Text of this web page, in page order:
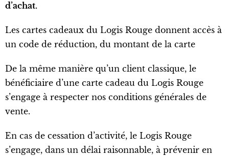
d’achat.
Les cartes cadeaux du Logis Rouge donnent accès à
un code de réduction, du montant de la carte
De la même manière qu’un client classique, le
bénéficiaire d’une carte cadeau du Logis Rouge
s’engage à respecter nos conditions générales de
vente.
En cas de cessation d’activité, le Logis Rouge
s’engage, dans un délai raisonnable, à prévenir en